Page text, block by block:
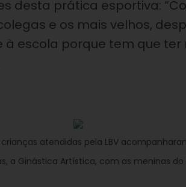
desta prática esportiva:
e os mais velhos,
escola porque tem que
atendidas pela LBV
a Ginástica Artística, com as meninas do